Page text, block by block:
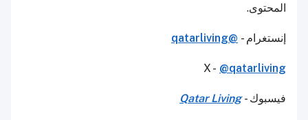
المحتوى.
إنستغرام - @qatarliving
X - @qatarliving
فيسبوك -Qatar Living